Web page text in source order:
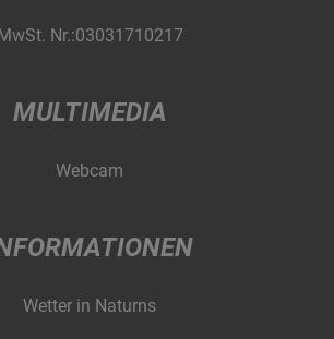
Nr.:03031710217
MULTIMEDIA
Webcam
Wetter in Naturns